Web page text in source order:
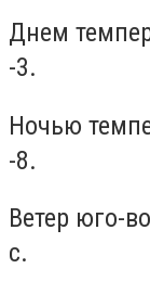
Днем
-3.
Ночью
-8.
Ветер юго-
с.